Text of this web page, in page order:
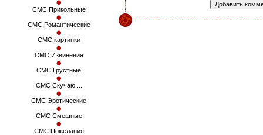
СМС Прикольные
СМС Романтические
СМС картинки
СМС Извинения
СМС Грустные
СМС Скучаю ...
СМС Эротические
СМС Смешные
СМС Пожелания